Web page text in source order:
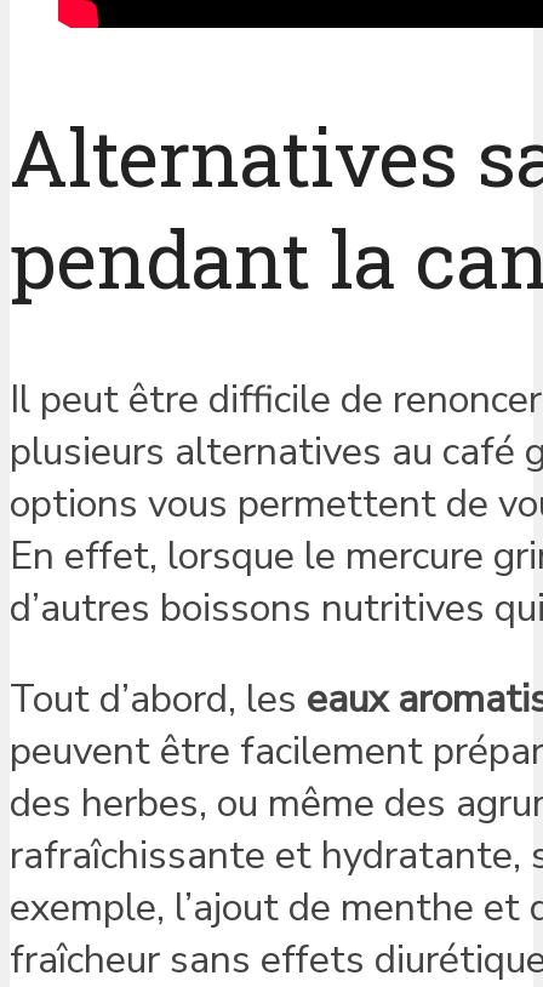
Alternatives
pendant la
Il peut être difficile de
plusieurs alternatives au café
options vous permettent de
En effet, lorsque le mercure
d’autres boissons nutritives
Tout d’abord, les eaux
peuvent être facilement
des herbes, ou même des
rafraîchissante et hydratante,
exemple, l’ajout de menthe et
fraîcheur sans effets